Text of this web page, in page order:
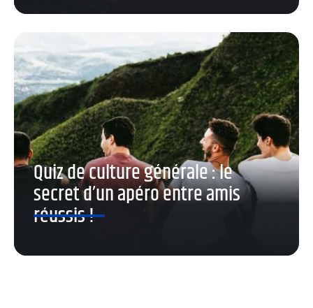
Quiz de culture générale : le
secret d’un apéro entre amis
réussis !